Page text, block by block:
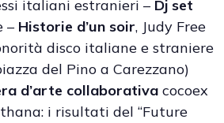
italiani estranieri – Dj set
– Historie d’un soir, Judy Free
disco italiane e straniere
del Pino a Carezzano)
d’arte collaborativa cocoex
i risultati del “Future